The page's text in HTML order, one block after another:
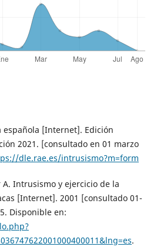
española [Internet]. Edición
2021. [consultado en 01 marzo
dle.rae.es/intrusismo?m=form
Intrusismo y ejercicio de la
[Internet]. 2001 [consultado 01-
Disponible en:
.